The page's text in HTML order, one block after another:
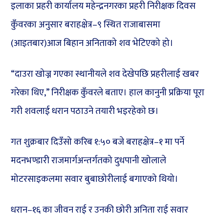
इलाका प्रहरी कार्यालय महेन्द्रनगरका प्रहरी निरीक्षक दिवस
कुँवरका अनुसार बराहक्षेत्र–९ स्थित राजाबासमा
(आइतबार)आज बिहान अनिताको शव भेटिएको हो।
“दाउरा खोज्न गएका स्थानीयले शव देखेपछि प्रहरीलाई खबर
गरेका थिए,” निरीक्षक कुँवरले बताए। हाल कानुनी प्रक्रिया पूरा
गरी शवलाई धरान पठाउने तयारी भइरहेको छ।
गत शुक्रबार दिउँसो करिब १:५० बजे बराहक्षेत्र–१ मा पर्ने
मदनभण्डारी राजमार्गअन्तर्गतको दुधपानी खोलाले
मोटरसाइकलमा सवार बुबाछोरीलाई बगाएको थियो।
धरान–१६ का जीवन राई र उनकी छोरी अनिता राई सवार